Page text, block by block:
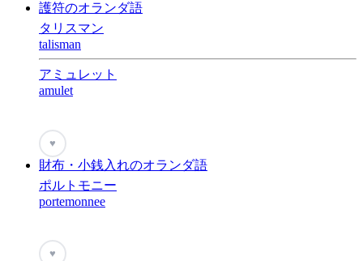
護符のオランダ語
タリスマン
talisman
アミュレット
amulet
♥
財布・小銭入れのオランダ語
ポルトモニー
portemonnee
♥